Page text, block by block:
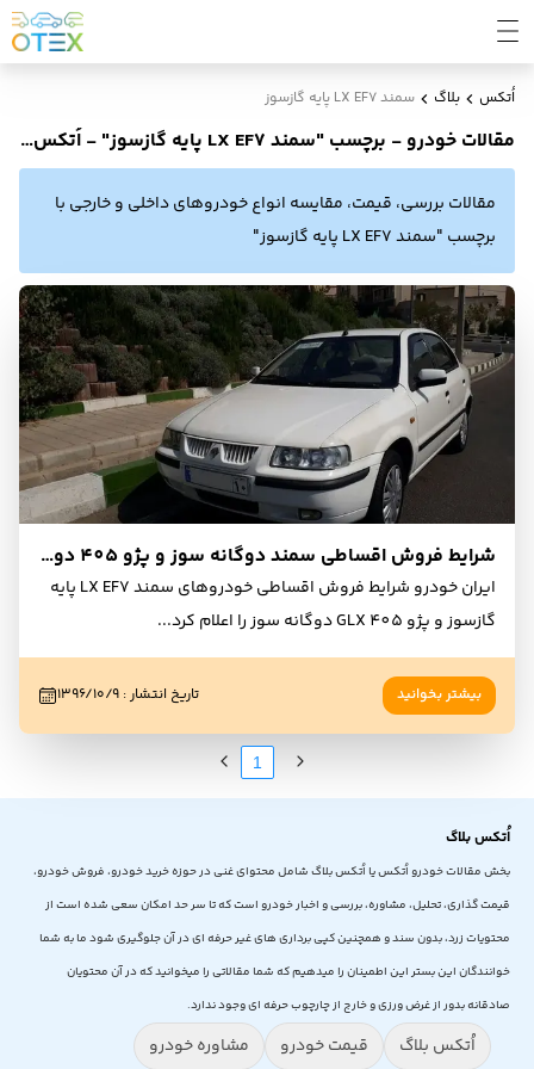
اُتکس بلاگ سمند LX EF7 پایه گازسوز
مقالات خودرو - برچسب "سمند LX EF7 پایه گازسوز" - اُتکس بلاگ
مقالات بررسی، قیمت، مقایسه انواع خودروهای داخلی و خارجی با
برچسب "سمند LX EF7 پایه گازسوز"
شرایط فروش اقساطی سمند دوگانه سوز و پژو 405 دوگانه سوز - مهر 96
ایران خودرو شرایط فروش اقساطی خودروهای سمند LX EF7 پایه
گازسوز و پژو 405 GLX دوگانه سوز را اعلام کرد
...
بیشتر بخوانید تاریخ انتشار: ۱۳۹۶/۱۰/۹
1
اُتکس بلاگ
بخش مقالات خودرو اُتکس یا اُتکس بلاگ شامل محتوای غنی در حوزه خرید خودرو، فروش خودرو،
قیمت گذاری، تحلیل، مشاوره، بررسی و اخبار خودرو است که تا سر حد امکان سعی شده است از
محتویات زرد، بدون سند و همچنین کپی برداری های غیر حرفه ای در آن جلوگیری شود ما به شما
خوانندگان این بستر این اطمینان را میدهیم که شما مقالاتی را میخوانید که در آن محتویان
صادقانه بدور از غرض ورزی و خارج از چارچوب حرفه ای وجود ندارد.
اُتکس بلاگ قیمت خودرو مشاوره خودرو